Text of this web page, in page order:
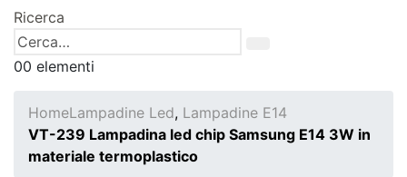
Ricerca
00 elementi
HomeLampadine Led, Lampadine E14
VT-239 Lampadina led chip Samsung E14 3W in
materiale termoplastico